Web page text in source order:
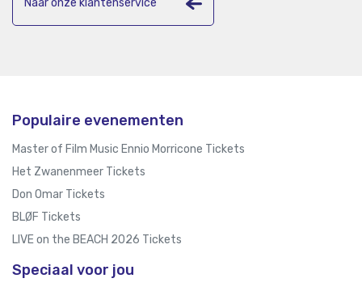
Naar onze klantenservice
Populaire evenementen
Master of Film Music Ennio Morricone Tickets
Het Zwanenmeer Tickets
Don Omar Tickets
BLØF Tickets
LIVE on the BEACH 2026 Tickets
Speciaal voor jou